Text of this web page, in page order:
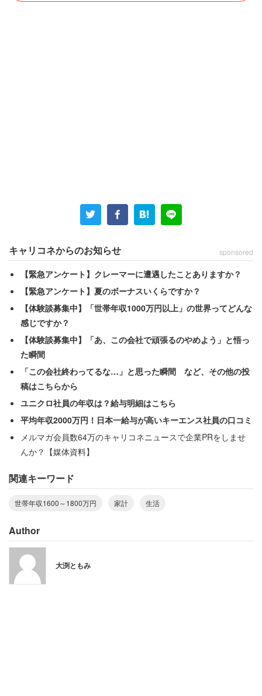
炊中心の生活。外食はほとんどしません。買い物は
ネットか近所のスーパーで済ませます。メーカーや
産地を応援したいので、食料品や日用品はどれだけ
高くても国産品を買うようにしています」
と打ち明ける。また「普段の買い物では値段を気にせず買
いますが、ブランド物には興味がありません。特別な贅沢
をしない独身の生活費なんてたかが知れていますよ。年間
200万円程度です」と告白。年収1700万円でありながら生
活費が月17万円にも届かないとは、お金が有り余りそう
あるので文句はありません。今の暮らしに満足していま
す」と幸せそのものだ。
「家以外のものは、基本的に現金購入です」
都内の40代前半女性は、IT・通信系の企業の正社員。世帯
キャリコネからのお知らせ sponsored
【緊急アンケート】クレーマーに遭遇したことありますか？
【緊急アンケート】夏のボーナスいくらですか？
【体験談募集中】「世帯年収1000万円以上」の世界ってどんな
感じですか？
【体験談募集中】「あ、この会社で頑張るのやめよう」と悟っ
た瞬間
「この会社終わってるな…」と思った瞬間 など、その他の投
稿はこちらから
ユニクロ社員の年収は？給与明細はこちら
平均年収2000万円！日本一給与が高いキーエンス社員の口コミ
メルマガ会員数64万のキャリコネニュースで企業PRをしませ
んか？【媒体資料】
関連キーワード
世帯年収1600～1800万円 家計 生活
Author
大渕ともみ